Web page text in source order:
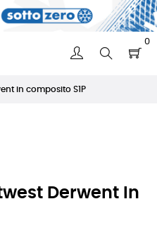
0
in composito S1P
Derwent In